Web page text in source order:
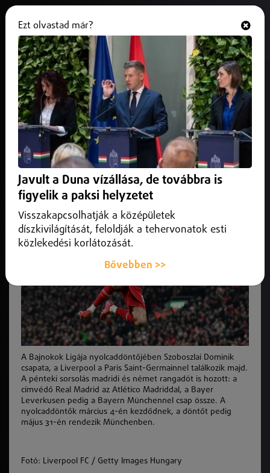
Szoboszlaiék a PSG-vel csapnak
össze a BL-ben
2025. február 22.Sport
A Bajnokok Ligája nyolcaddöntőjében Szoboszlai Dominik
majd.
A Bajnokok Ligája nyolcaddöntőjében Szoboszlai Dominik
csapata, a Liverpool a Paris Saint-Germainnel találkozik majd.
A pénteki sorsolás madridi és német rangadót is hozott: a
címvédő Real Madrid az Atlético Madriddal, a Bayer
Leverkusen pedig a Bayern Münchennel csap össze. A
nyolcaddöntők március 4-én kezdődnek, a döntőt pedig
május 31-én rendezik Münchenben.
Fotó: Liverpool FC / Getty Images Hungary
Ezt olvastad már?
Javult a Duna vízállása, de továbbra is
figyelik a paksi helyzetet
Visszakapcsolhatják a középületek
díszkivilágítását, feloldják a tehervonatok esti
közlekedési korlátozását.
Bővebben >>